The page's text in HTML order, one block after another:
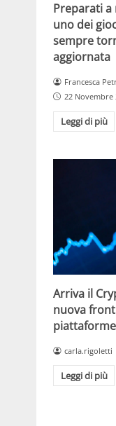
Preparati a
uno dei
sempre
aggiornata
Francesca
22 Novembre
Leggi di più
Arriva il
nuova
carla.rigoletti
Leggi di più